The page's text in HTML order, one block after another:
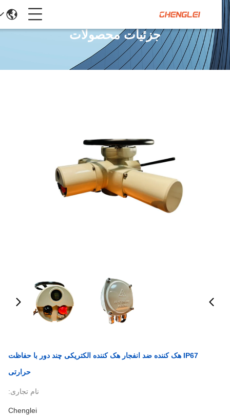
جزئیات محصولات
IP67 هک کننده ضد انفجار هک کننده الکتریکی چند دور با حفاظت
حرارتی
نام تجاری:
Chenglei